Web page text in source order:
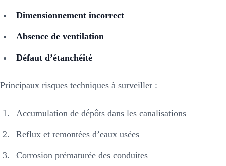
Dimensionnement incorrect
Absence de ventilation
Défaut d’étanchéité
Principaux risques techniques à surveiller :
Accumulation de dépôts dans les canalisations
Reflux et remontées d’eaux usées
Corrosion prématurée des conduites